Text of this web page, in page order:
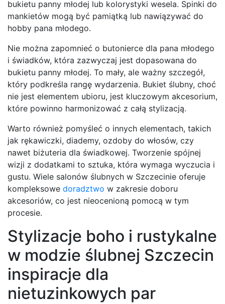
bukietu panny młodej lub kolorystyki wesela. Spinki do
mankietów mogą być pamiątką lub nawiązywać do
hobby pana młodego.
Nie można zapomnieć o butonierce dla pana młodego
i świadków, która zazwyczaj jest dopasowana do
bukietu panny młodej. To mały, ale ważny szczegół,
który podkreśla rangę wydarzenia. Bukiet ślubny, choć
nie jest elementem ubioru, jest kluczowym akcesorium,
które powinno harmonizować z całą stylizacją.
Warto również pomyśleć o innych elementach, takich
jak rękawiczki, diademy, ozdoby do włosów, czy
nawet biżuteria dla świadkowej. Tworzenie spójnej
wizji z dodatkami to sztuka, która wymaga wyczucia i
gustu. Wiele salonów ślubnych w Szczecinie oferuje
kompleksowe doradztwo w zakresie doboru
akcesoriów, co jest nieocenioną pomocą w tym
procesie.
Stylizacje boho i rustykalne
w modzie ślubnej Szczecin
inspiracje dla
nietuzinkowych par